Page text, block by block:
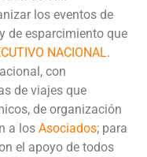
los eventos de
de esparcimiento que
NACIONAL.
con
de viajes que
de organización
a los Asociados; para
el apoyo de todos